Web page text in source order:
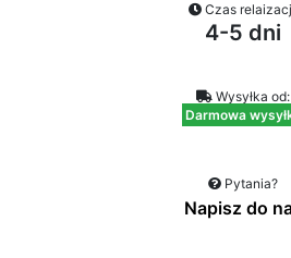
Czas
4-5 dni
Wysyłka od:
Darmowa
Pytania?
Napisz do